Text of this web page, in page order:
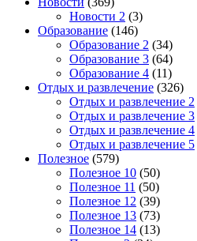
Новости 2 (3)
Образование (146)
Образование 2 (34)
Образование 3 (64)
Образование 4 (11)
Отдых и развлечение (326)
Отдых и развлечение 2
Отдых и развлечение 3
Отдых и развлечение 4
Отдых и развлечение 5
Полезное (579)
Полезное 10 (50)
Полезное 11 (50)
Полезное 12 (39)
Полезное 13 (73)
Полезное 14 (13)